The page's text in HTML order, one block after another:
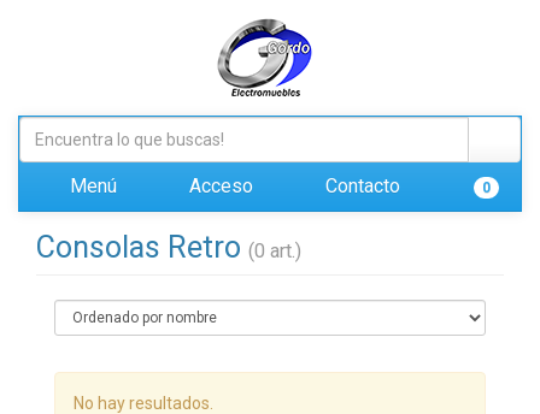
Menú Acceso Contacto 0
Consolas Retro (0 art.)
No hay resultados.